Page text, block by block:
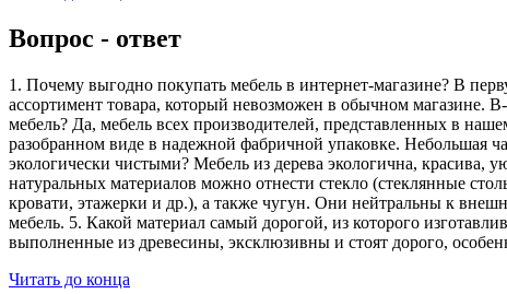
Вопрос - ответ
1. Почему выгодно покупать мебель в интернет-магазине? В
ассортимент товара, который невозможен в обычном магазине.
мебель? Да, мебель всех производителей, представленных в
разобранном виде в надежной фабричной упаковке. Небольшая
экологически чистыми? Мебель из дерева экологична, красива,
натуральных материалов можно отнести стекло (стеклянные
кровати, этажерки и др.), а также чугун. Они нейтральны к
мебель. 5. Какой материал самый дорогой, из которого
выполненные из древесины, эксклюзивны и стоят дорого,
Читать до конца